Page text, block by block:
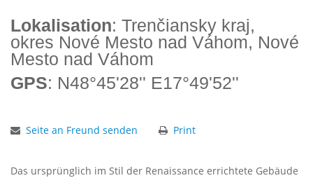
Lokalisation: Trenčiansky kraj,
okres Nové Mesto nad Váhom, Nové
Mesto nad Váhom
GPS: N48°45'28'' E17°49'52''
Seite an Freund senden Print
Das ursprünglich im Stil der Renaissance errichtete Gebäude